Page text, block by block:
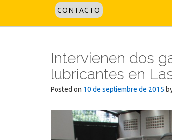
CONTACTO
Intervienen dos
lubricantes en
Posted on 10 de septiembre de 2015